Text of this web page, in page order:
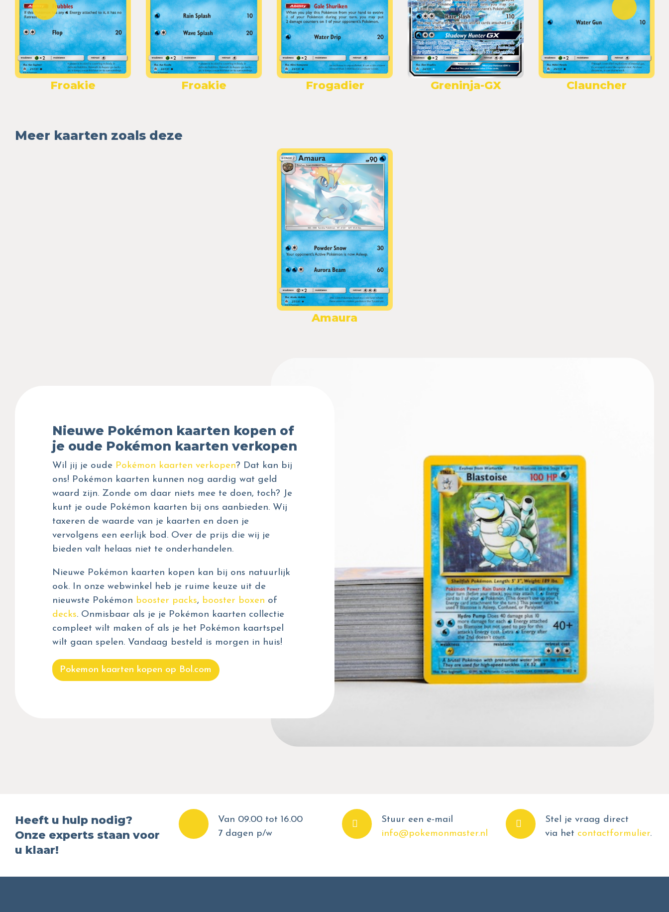
Froakie Froakie Frogadier Greninja-GX Clauncher
Meer kaarten zoals deze
Amaura
Nieuwe Pokémon kaarten kopen of
je oude Pokémon kaarten verkopen
Wil jij je oude Pokémon kaarten verkopen? Dat kan bij
ons! Pokémon kaarten kunnen nog aardig wat geld
waard zijn. Zonde om daar niets mee te doen, toch? Je
kunt je oude Pokémon kaarten bij ons aanbieden. Wij
taxeren de waarde van je kaarten en doen je
vervolgens een eerlijk bod. Over de prijs die wij je
bieden valt helaas niet te onderhandelen.
Nieuwe Pokémon kaarten kopen kan bij ons natuurlijk
ook. In onze webwinkel heb je ruime keuze uit de
nieuwste Pokémon booster packs, booster boxen of
decks. Onmisbaar als je je Pokémon kaarten collectie
compleet wilt maken of als je het Pokémon kaartspel
wilt gaan spelen. Vandaag besteld is morgen in huis!
Pokemon kaarten kopen op Bol.com
Heeft u hulp nodig?
Onze experts staan voor
u klaar!
Van 09.00 tot 16.00
7 dagen p/w
Stuur een e-mail
info@pokemonmaster.nl
Stel je vraag direct
via het contactformulier.